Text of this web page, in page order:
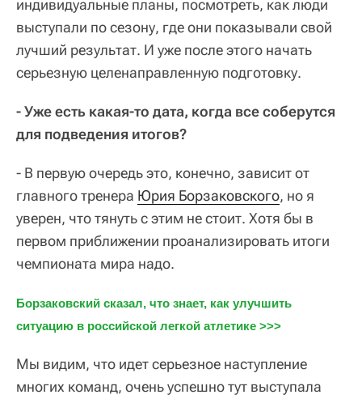
индивидуальные планы, посмотреть, как люди
выступали по сезону, где они показывали свой
лучший результат. И уже после этого начать
серьезную целенаправленную подготовку.
- Уже есть какая-то дата, когда все соберутся
для подведения итогов?
- В первую очередь это, конечно, зависит от
главного тренера Юрия Борзаковского, но я
уверен, что тянуть с этим не стоит. Хотя бы в
первом приближении проанализировать итоги
чемпионата мира надо.
Борзаковский сказал, что знает, как улучшить
ситуацию в российской легкой атлетике >>>
Мы видим, что идет серьезное наступление
многих команд, очень успешно тут выступала